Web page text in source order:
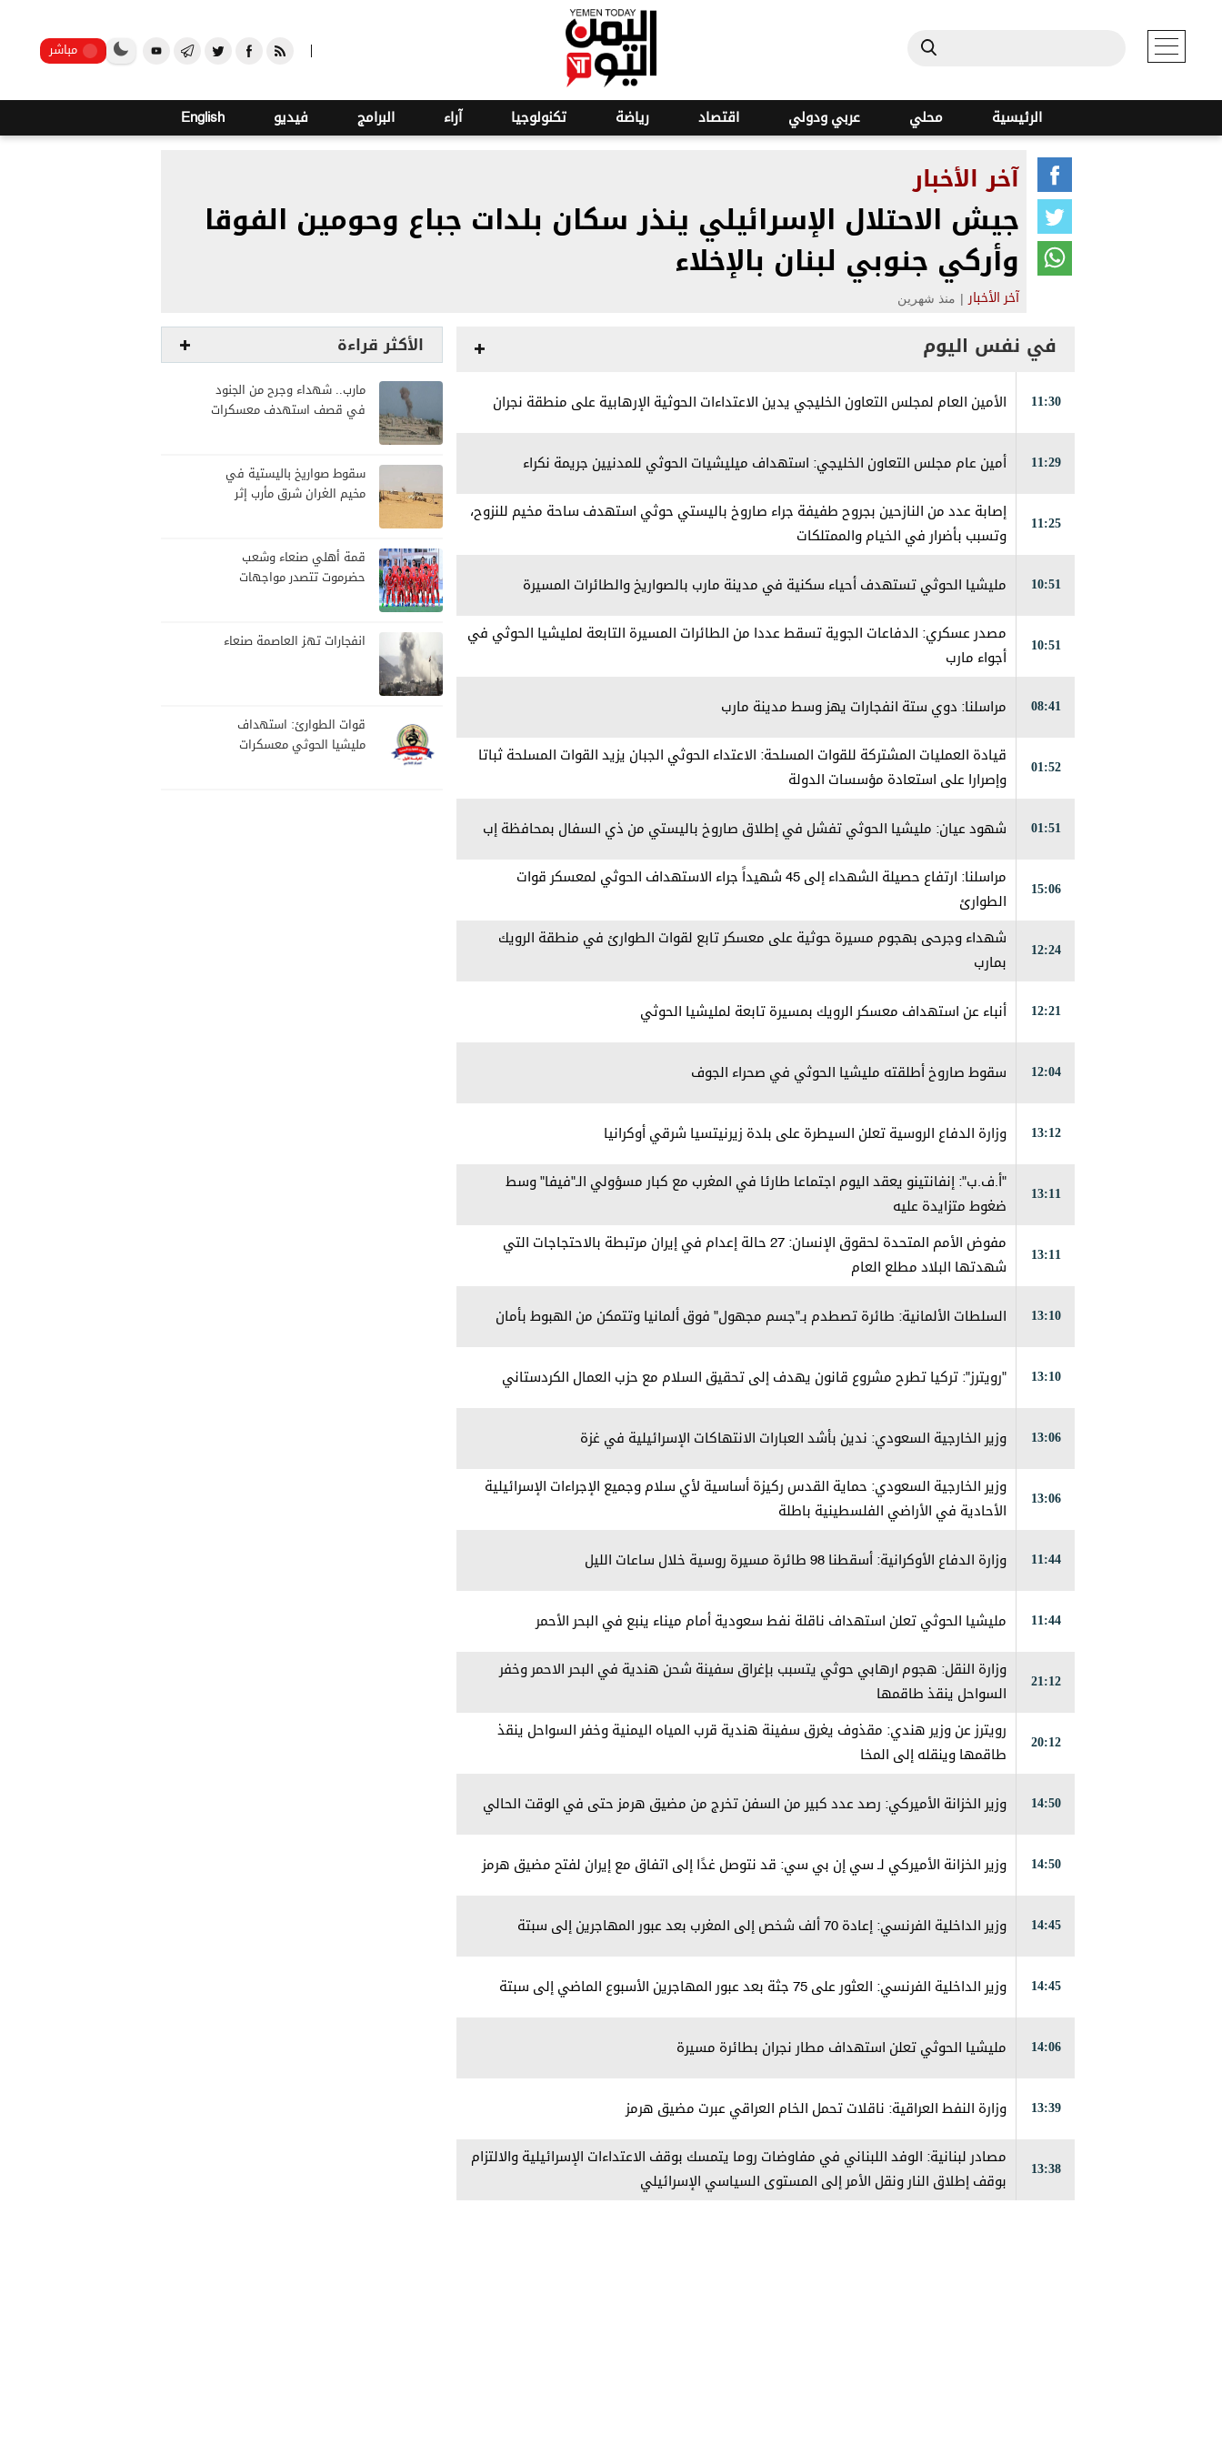
صنعاء مباشر
الرئيسية محلي عربي ودولي اقتصاد رياضة تكنولوجيا آراء البرامج فيديو English
آخر الأخبار
جيش الاحتلال الإسرائيلي ينذر سكان بلدات جباع وحومين الفوقا
وأركي جنوبي لبنان بالإخلاء
آخر الأخبار | منذ شهرين
في نفس اليوم
11:30 الأمين العام لمجلس التعاون الخليجي يدين الاعتداءات الحوثية الإرهابية على منطقة نجران
11:29 أمين عام مجلس التعاون الخليجي: استهداف ميليشيات الحوثي للمدنيين جريمة نكراء
11:25
إصابة عدد من النازحين بجروح طفيفة جراء صاروخ باليستي حوثي استهدف ساحة مخيم للنزوح،
وتسبب بأضرار في الخيام والممتلكات
10:51 مليشيا الحوثي تستهدف أحياء سكنية في مدينة مارب بالصواريخ والطائرات المسيرة
10:51
مصدر عسكري: الدفاعات الجوية تسقط عددا من الطائرات المسيرة التابعة لمليشيا الحوثي في
أجواء مارب
08:41 مراسلنا: دوي ستة انفجارات يهز وسط مدينة مارب
01:52
قيادة العمليات المشتركة للقوات المسلحة: الاعتداء الحوثي الجبان يزيد القوات المسلحة ثباتا
وإصرارا على استعادة مؤسسات الدولة
01:51 شهود عيان: ‏مليشيا الحوثي تفشل في إطلاق صاروخ باليستي من ذي السفال بمحافظة إب
15:06
مراسلنا: ارتفاع حصيلة الشهداء إلى 45 شهيداً جراء الاستهداف الحوثي لمعسكر قوات
الطوارئ
12:24
شهداء وجرحى بهجوم مسيرة حوثية على معسكر تابع لقوات الطوارئ في منطقة الرويك
بمارب
12:21 أنباء عن استهداف معسكر الرويك بمسيرة تابعة لمليشيا الحوثي
12:04 سقوط صاروخ أطلقته مليشيا الحوثي في صحراء الجوف
13:12 وزارة الدفاع الروسية تعلن السيطرة على بلدة زيرنيتسيا شرقي أوكرانيا
13:11
"أ.ف.ب": إنفانتينو يعقد اليوم اجتماعا طارئا في المغرب مع كبار مسؤولي الـ"فيفا" وسط
ضغوط متزايدة عليه
13:11
مفوض الأمم المتحدة لحقوق الإنسان: 27 حالة إعدام في إيران مرتبطة بالاحتجاجات التي
شهدتها البلاد مطلع العام
13:10 السلطات الألمانية: طائرة تصطدم بـ"جسم مجهول" فوق ألمانيا وتتمكن من الهبوط بأمان
13:10 "رويترز": تركيا تطرح مشروع قانون يهدف إلى تحقيق السلام مع حزب العمال الكردستاني
13:06 وزير الخارجية السعودي: ندين بأشد العبارات الانتهاكات الإسرائيلية في غزة
13:06
وزير الخارجية السعودي: حماية القدس ركيزة أساسية لأي سلام وجميع الإجراءات الإسرائيلية
الأحادية في الأراضي الفلسطينية باطلة
11:44 وزارة الدفاع الأوكرانية: أسقطنا 98 طائرة مسيرة روسية خلال ساعات الليل
11:44 مليشيا الحوثي تعلن استهداف ناقلة نفط سعودية أمام ميناء ينبع في البحر الأحمر
21:12
وزارة النقل: هجوم ارهابي حوثي يتسبب بإغراق سفينة شحن هندية في البحر الاحمر وخفر
السواحل ينقذ طاقمها
20:12
رويترز عن وزير هندي: مقذوف يغرق سفينة هندية قرب المياه اليمنية وخفر السواحل ينقذ
طاقمها وينقله إلى المخا
14:50 وزير الخزانة الأميركي: رصد عدد كبير من السفن تخرج من مضيق هرمز حتى في الوقت الحالي
14:50 وزير الخزانة الأميركي لـ سي إن بي سي: قد نتوصل غدًا إلى اتفاق مع إيران لفتح مضيق هرمز
14:45 وزير الداخلية الفرنسي: إعادة 70 ألف شخص إلى المغرب بعد عبور المهاجرين إلى سبتة
14:45 وزير الداخلية الفرنسي: العثور على 75 جثة بعد عبور المهاجرين الأسبوع الماضي إلى سبتة
14:06 مليشيا الحوثي تعلن استهداف مطار نجران بطائرة مسيرة
13:39 وزارة النفط العراقية: ناقلات تحمل الخام العراقي عبرت مضيق هرمز
13:38
مصادر لبنانية: الوفد اللبناني في مفاوضات روما يتمسك بوقف الاعتداءات الإسرائيلية والالتزام
بوقف إطلاق النار ونقل الأمر إلى المستوى السياسي الإسرائيلي
الأكثر قراءة
مارب.. شهداء وجرح من الجنود
في قصف استهدف معسكرات
سقوط صواريخ باليستية في
مخيم الغران شرق مأرب إثر
قمة أهلي صنعاء وشعب
حضرموت تتصدر مواجهات
انفجارات تهز العاصمة صنعاء
قوات الطوارئ: استهداف
مليشيا الحوثي معسكرات